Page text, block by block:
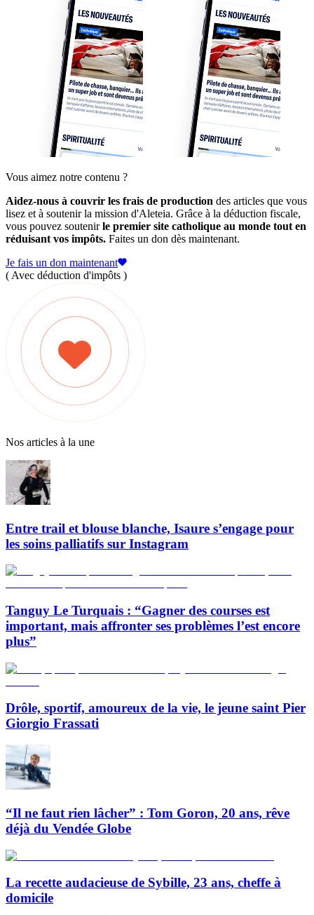
Vous aimez notre contenu ?
Aidez-nous à couvrir les frais de production des articles que vous
lisez et à soutenir la mission d'Aleteia. Grâce à la déduction fiscale,
vous pouvez soutenirle premier site catholique au monde tout en
réduisant vos impôts. Faites un don dès maintenant.
Je fais un don maintenant
( Avec déduction d'impôts )
Nos articles à la une
Entre trail et blouse blanche, Isaure s’engage pour
les soins palliatifs sur Instagram
Tanguy Le Turquais : “Gagner des courses est
important, mais affronter ses problèmes l’est encore
plus”
Drôle, sportif, amoureux de la vie, le jeune saint Pier
Giorgio Frassati
“Il ne faut rien lâcher” : Tom Goron, 20 ans, rêve
déjà du Vendée Globe
La recette audacieuse de Sybille, 23 ans, cheffe à
domicile